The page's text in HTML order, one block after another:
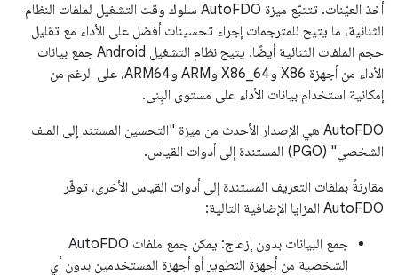
أخذ العيّنات. تتتبّع ميزة AutoFDO سلوك وقت التشغيل لملفات النظام
الثنائية، ما يتيح للمترجمات إجراء تحسينات أفضل على الأداء مع تقليل
حجم الملفات الثنائية أيضًا. يتيح نظام التشغيل Android جمع بيانات
الأداء من أجهزة X86 وX86_64 وARM وARM64، على الرغم من
إمكانية استخدام بيانات الأداء على مستوى البِنى.
‫AutoFDO هي الإصدار الأحدث من ميزة "التحسين المستند إلى الملف
الشخصي" (PGO) المستندة إلى أدوات القياس.
مقارنةً بملفات التعريف المستندة إلى أدوات القياس الأخرى، توفّر
AutoFDO المزايا الإضافية التالية:
جمع البيانات بدون إزعاج: يمكن جمع ملفات AutoFDO
الشخصية من أجهزة التطوير أو أجهزة المستخدمين بدون أي